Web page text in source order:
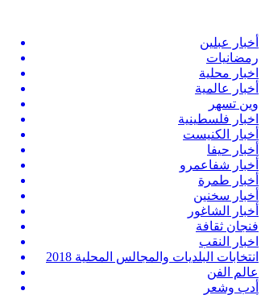
أخبار عبلين
رمضانيات
اخبار محلية
أخبار عالمية
وين تسهر
اخبار فلسطينية
أخبار الكنيست
أخبار حيفا
أخبار شفاعمرو
أخبار طمرة
أخبار سخنين
أخبار الشاغور
فنجان ثقافة
اخبار النقب
انتخابات البلديات والمجالس المحلية 2018
عالم الفن
أدب وشعر